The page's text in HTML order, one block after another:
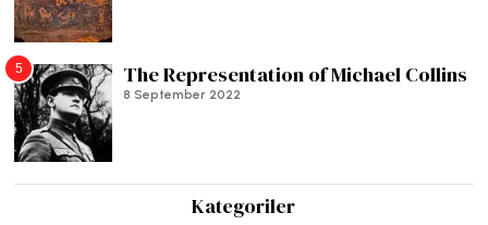
5 The Representation of Michael Collins
8 September 2022
Kategoriler